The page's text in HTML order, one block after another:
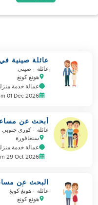
عائلة صينية
تبحث عن
عائلة - صيني
هونغ كونغ
عمالة خدمة
01 Dec 2026
أبحث عن
عائلتي
عائلة - كوري جنوبي
سنغافورة
عمالة خدمة
29 Oct 2026
البحث عن
رعاية الأطفال
عائلة - هونغ كونغ
هونغ كونغ